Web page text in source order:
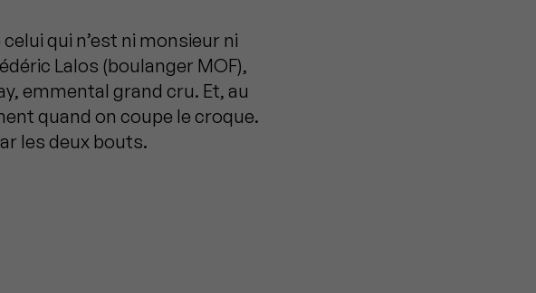
qui n’est ni monsieur ni
Lalos (boulanger MOF),
emmental grand cru. Et, au
quand on coupe le croque.
les deux bouts.